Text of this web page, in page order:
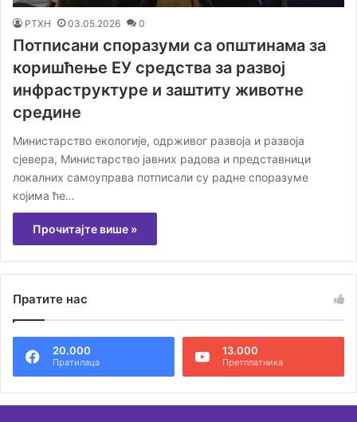
РТХН 03.05.2026 0
Потписани споразуми са општинама за
коришћење ЕУ средства за развој
инфраструктуре и заштиту животне
средине
Министарство екологије, одрживог развоја и развоја
сјевера, Министарство јавних радова и представници
локалних самоуправа потписали су радне споразуме
којима ће…
Прочитајте више »
Пратите нас
20.000
Пратилаца
13.000
Претплатника